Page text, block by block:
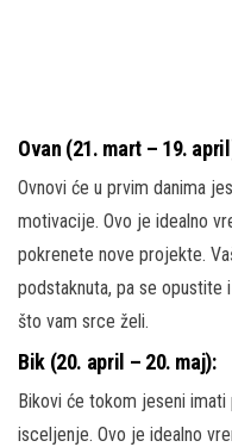
Ovan (21. mart – 19.
Ovnovi će u prvim danima
motivacije. Ovo je idealno
pokrenete nove projekte.
podstaknuta, pa se opustite
što vam srce želi.
Bik (20. april – 20. maj):
Bikovi će tokom jeseni
isceljenje. Ovo je idealno